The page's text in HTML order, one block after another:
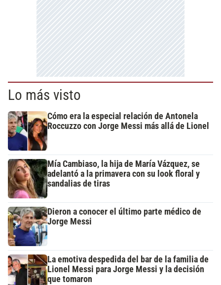
Lo más visto
Cómo era la especial relación de Antonela
Roccuzzo con Jorge Messi más allá de Lionel
Mía Cambiaso, la hija de María Vázquez, se
adelantó a la primavera con su look floral y
sandalias de tiras
Dieron a conocer el último parte médico de
Jorge Messi
La emotiva despedida del bar de la familia de
Lionel Messi para Jorge Messi y la decisión
que tomaron